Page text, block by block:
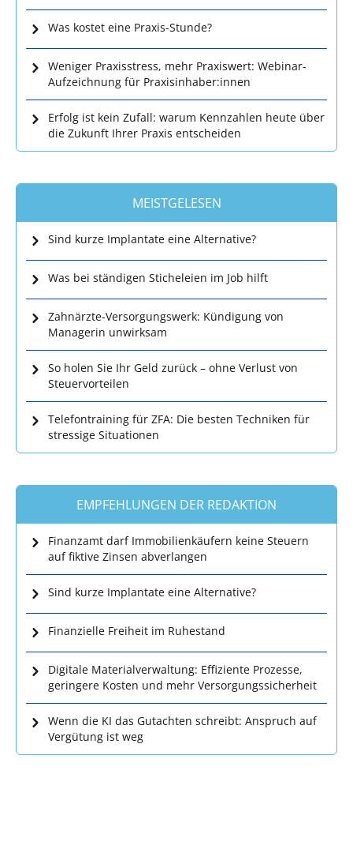
Was kostet eine Praxis-Stunde?
Weniger Praxisstress, mehr Praxiswert: Webinar-
Aufzeichnung für Praxisinhaber:innen
Erfolg ist kein Zufall: warum Kennzahlen heute über
die Zukunft Ihrer Praxis entscheiden
MEISTGELESEN
Sind kurze Implantate eine Alternative?
Was bei ständigen Sticheleien im Job hilft
Zahnärzte-Versorgungswerk: Kündigung von
Managerin unwirksam
So holen Sie Ihr Geld zurück – ohne Verlust von
Steuervorteilen
Telefontraining für ZFA: Die besten Techniken für
stressige Situationen
EMPFEHLUNGEN DER REDAKTION
Finanzamt darf Immobilienkäufern keine Steuern
auf fiktive Zinsen abverlangen
Sind kurze Implantate eine Alternative?
Finanzielle Freiheit im Ruhestand
Digitale Materialverwaltung: Effiziente Prozesse,
geringere Kosten und mehr Versorgungssicherheit
Wenn die KI das Gutachten schreibt: Anspruch auf
Vergütung ist weg